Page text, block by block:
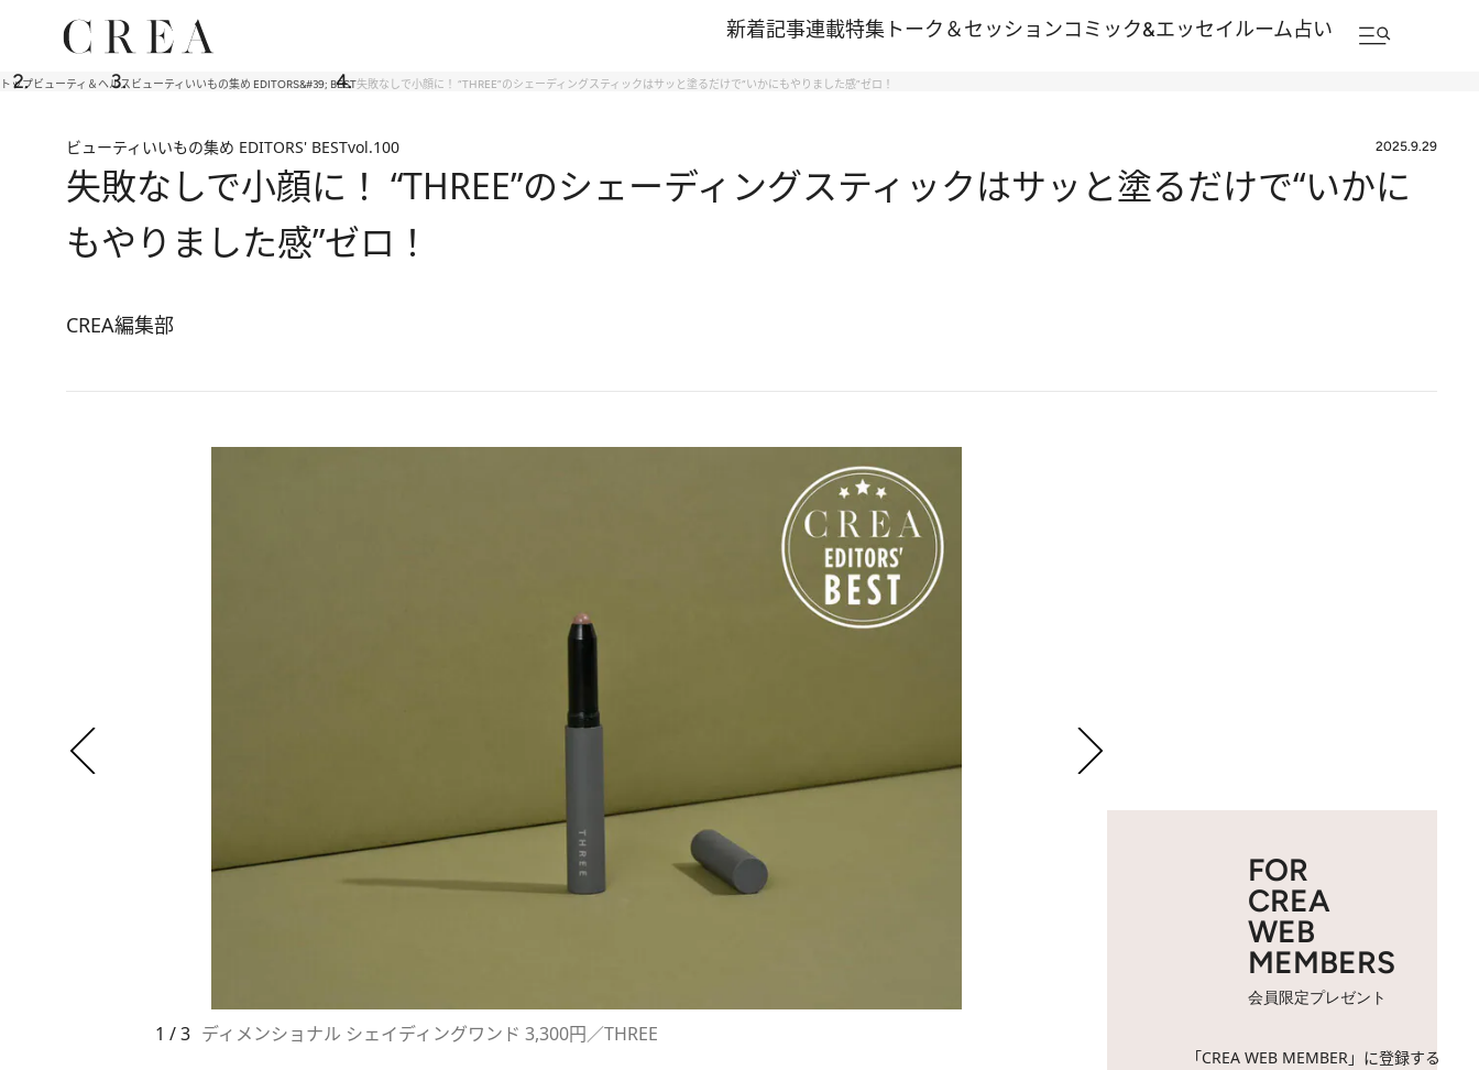
新着記事連載特集 トーク＆セッションコミック&エッセイルーム占い
トップビューティ＆ヘルス ビューティいいもの集め EDITORS&#39; BEST失敗なしで小顔に！ “THREE”のシェーディングスティックはサッと塗るだけで“いかにもやりました感”ゼロ！
ビューティいいもの集め EDITORS' BESTvol.100 2025.9.29
失敗なしで小顔に！ “THREE”のシェーディングスティックはサッと塗るだけで“いかに
もやりました感”ゼロ！
CREA編集部
1 / 3 ディメンショナル シェイディングワンド 3,300円／THREE
FOR
CREA
WEB
MEMBERS
会員限定プレゼント
「CREA WEB MEMBER」に登録する